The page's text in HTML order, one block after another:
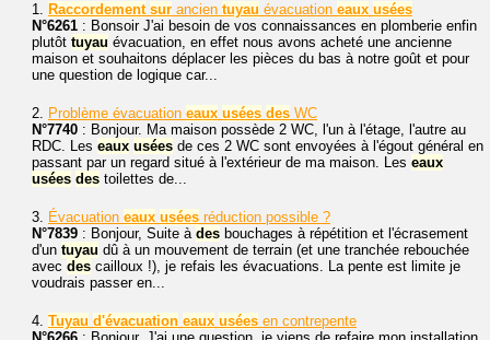
1. Raccordement sur ancien tuyau évacuation eaux usées
N°6261 : Bonsoir J'ai besoin de vos connaissances en plomberie enfin
plutôt tuyau évacuation, en effet nous avons acheté une ancienne
maison et souhaitons déplacer les pièces du bas à notre goût et pour
une question de logique car...
2. Problème évacuation eaux usées des WC
N°7740 : Bonjour. Ma maison possède 2 WC, l'un à l'étage, l'autre au
RDC. Les eaux usées de ces 2 WC sont envoyées à l'égout général en
passant par un regard situé à l'extérieur de ma maison. Les eaux
usées des toilettes de...
3. Évacuation eaux usées réduction possible ?
N°7839 : Bonjour, Suite à des bouchages à répétition et l'écrasement
d'un tuyau dû à un mouvement de terrain (et une tranchée rebouchée
avec des cailloux !), je refais les évacuations. La pente est limite je
voudrais passer en...
4. Tuyau d'évacuation eaux usées en contrepente